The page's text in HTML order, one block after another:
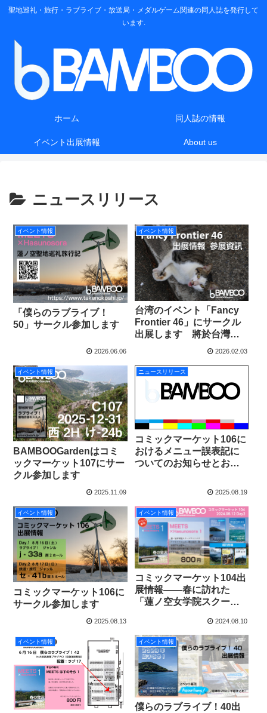
聖地巡礼・旅行・ラブライブ・放送局・メダルゲーム関連の同人誌を発行して
います.
ホーム 同人誌の情報
イベント出展情報 About us
ニュースリリース
イベント情報
「僕らのラブライブ！
50」サークル参加します
2026.06.06
イベント情報
台湾のイベント「Fancy
Frontier 46」にサークル
出展します 將於台灣活
動「Fancy Frontier 46」
2026.02.03
イベント情報
BAMBOOGardenはコミ
ックマーケット107にサー
クル参加します
2025.11.09
ニュースリリース
コミックマーケット106に
おけるメニュー誤表記に
ついてのお知らせとお詫
2025.08.19
イベント情報
コミックマーケット106に
サークル参加します
2025.08.13
イベント情報
コミックマーケット104出
展情報――春に訪れた
「蓮ノ空女学院スクール
がイベント新刊で登場2024.08.10
イベント情報 イベント情報
僕らのラブライブ！40出